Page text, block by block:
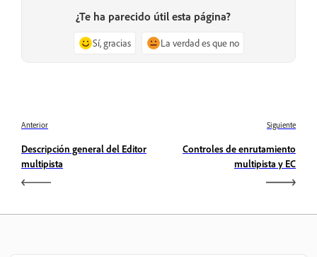
¿Te ha parecido útil esta página?
Sí, gracias La verdad es que no
Anterior
Descripción general del Editor
multipista
Siguiente
Controles de enrutamiento
multipista y EC